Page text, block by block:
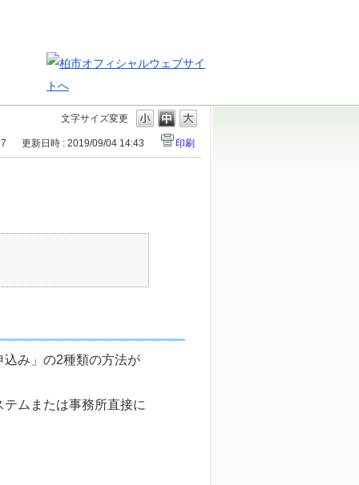
文字サイズ変更
更新日時 : 2019/09/04 14:43 印刷
み」の2種類の方法が
ムまたは事務所直接に